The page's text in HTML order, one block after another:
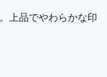
上品でやわらかな印